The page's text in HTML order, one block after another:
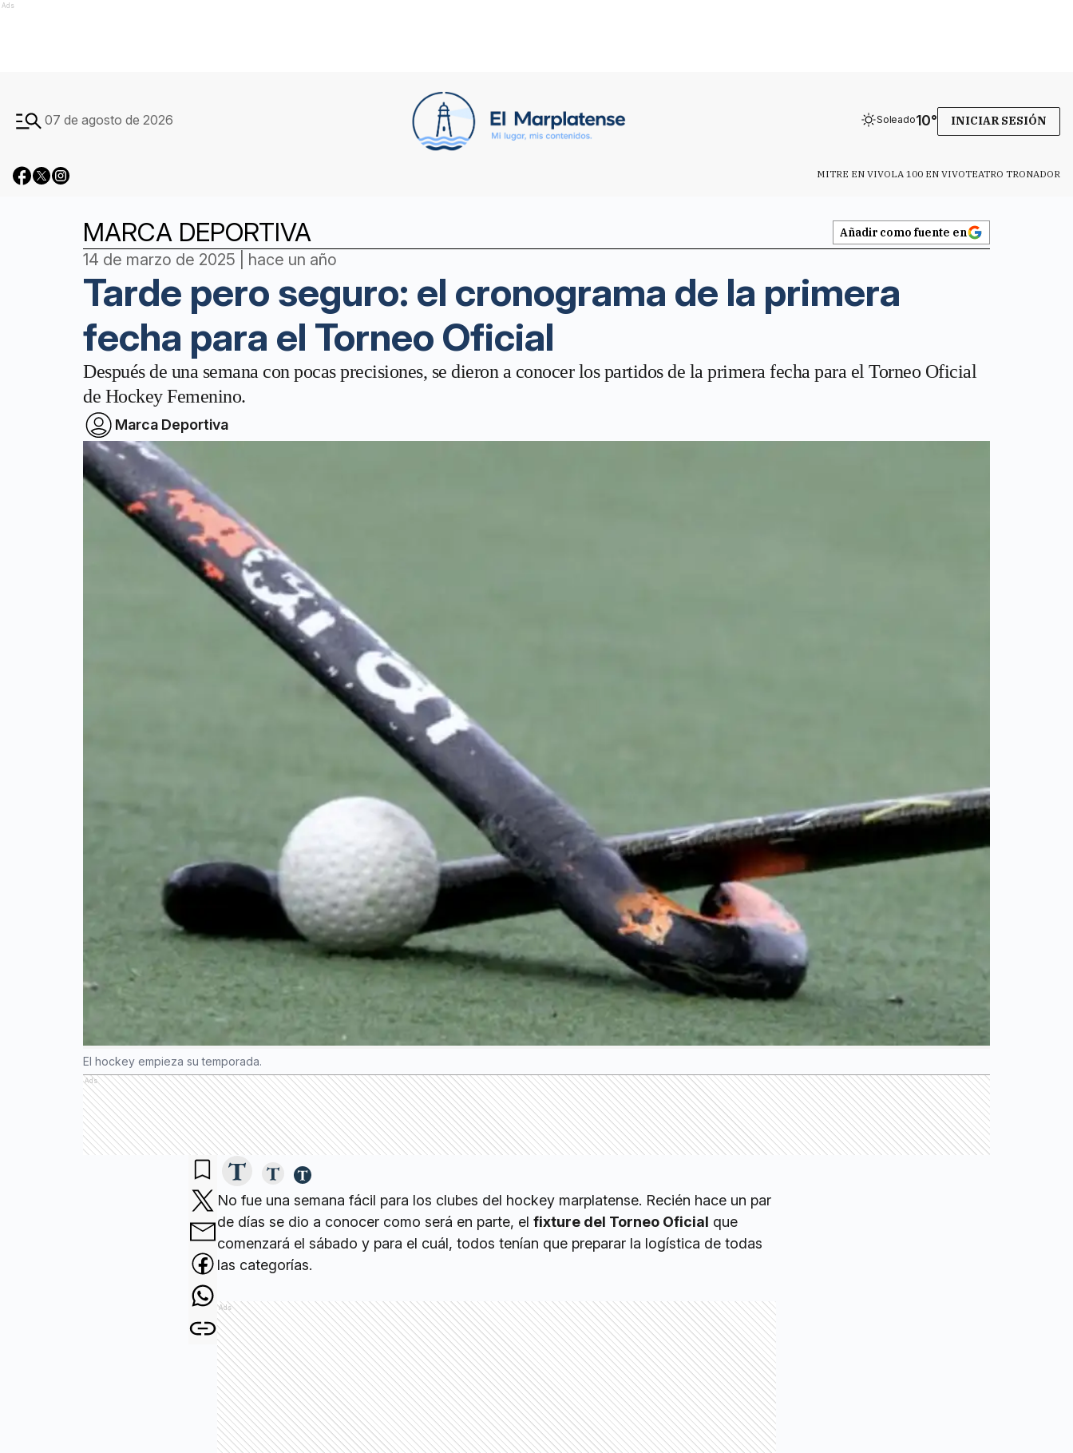
Ads
07 de agosto de 2026 Soleado10° INICIAR SESIÓN
MITRE EN VIVOLA 100 EN VIVOTEATRO TRONADOR
MARCA DEPORTIVA Añadir como fuente en
14 de marzo de 2025 | hace un año
Tarde pero seguro: el cronograma de la primera
fecha para el Torneo Oficial
Después de una semana con pocas precisiones, se dieron a conocer los partidos de la primera fecha para el Torneo Oficial
de Hockey Femenino.
Marca Deportiva
El hockey empieza su temporada.
Ads
No fue una semana fácil para los clubes del hockey marplatense. Recién hace un par
de días se dio a conocer como será en parte, el fixture del Torneo Oficial que
comenzará el sábado y para el cuál, todos tenían que preparar la logística de todas
las categorías.
Ads